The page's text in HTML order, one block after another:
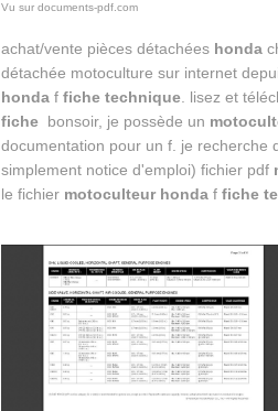
Vu sur documents-pdf.com
achat/vente pièces détachées honda
détachée motoculture sur internet
hondaf fiche technique. lisez et
fichebonsoir, je possède un
documentation pour un f. je
simplement notice d'emploi) fichier pdf
le fichier motoculteur hondaf fiche